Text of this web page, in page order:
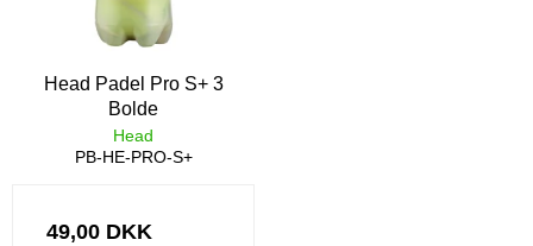
Head Padel Pro S+ 3
Bolde
Head
PB-HE-PRO-S+
49,00 DKK